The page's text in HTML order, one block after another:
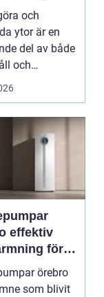
och
ytor är en
del av både
och
Färg, rost,
för
örebro
som blivit